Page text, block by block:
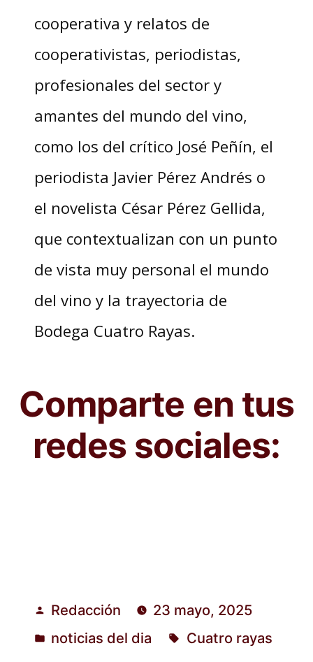
cooperativa y relatos de
cooperativistas, periodistas,
profesionales del sector y
amantes del mundo del vino,
como los del crítico José Peñín, el
periodista Javier Pérez Andrés o
el novelista César Pérez Gellida,
que contextualizan con un punto
de vista muy personal el mundo
del vino y la trayectoria de
Bodega Cuatro Rayas.
Comparte en tus
redes sociales:
Publicado
por
Redacción 23 mayo, 2025
Publicado
noticias del dia Cuatro rayas